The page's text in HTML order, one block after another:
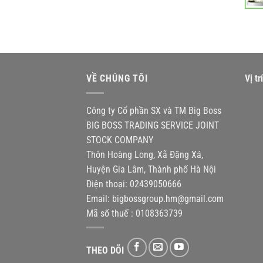
VỀ CHÚNG TÔI
Công ty Cổ phần SX và TM Big Boss
BIG BOSS TRADING SERVICE JOINT
STOCK COMPANY
Thôn Hoàng Long, Xã Đặng Xá,
Huyện Gia Lâm, Thành phố Hà Nội
Điện thoại: 02439050666
Email: bigbossgroup.hm@gmail.com
Mã số thuế : 0108363739
THEO DÕI
Vị